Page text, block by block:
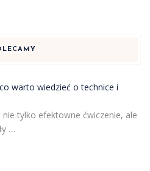
warto wiedzieć o technice i
tylko efektowne ćwiczenie, ale
…